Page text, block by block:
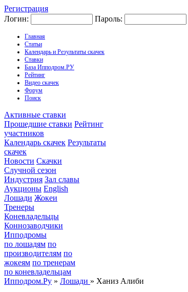
Регистрация
Логин:
Пароль:
Главная
Статьи
Календарь и Результаты скачек
Ставки
База Ипподром.РУ
Рейтинг
Видео скачек
Форум
Поиск
Активные ставки
Прошедшие ставки Рейтинг
участников
Календарь скачек Результаты
скачек
Новости Скачки
Случной сезон
Индустрия Зал славы
Аукционы English
Лошади Жокеи
Тренеры
Коневладельцы
Коннозаводчики
Ипподромы
по лошадям по
производителям по
жокеям по тренерам
по коневладельцам
Ипподром.Ру » Лошади » Ханиз Алиби